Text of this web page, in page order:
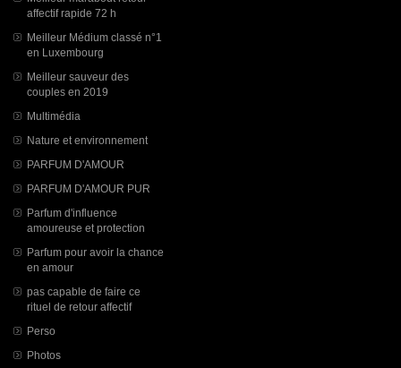
affectif rapide 72 h
Meilleur Médium classé n°1
en Luxembourg
Meilleur sauveur des
couples en 2019
Multimédia
Nature et environnement
PARFUM D'AMOUR
PARFUM D'AMOUR PUR
Parfum d'influence
amoureuse et protection
Parfum pour avoir la chance
en amour
pas capable de faire ce
rituel de retour affectif
Perso
Photos